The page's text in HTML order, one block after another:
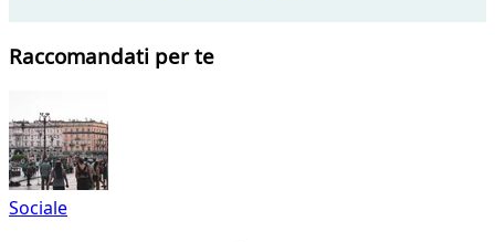
Raccomandati per te
Sociale